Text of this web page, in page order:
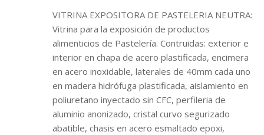
VITRINA EXPOSITORA DE PASTELERIA NEUTRA:
Vitrina para la exposición de productos
alimenticios de Pastelería. Contruidas: exterior e
interior en chapa de acero plastificada, encimera
en acero inoxidable, laterales de 40mm cada uno
en madera hidrófuga plastificada, aislamiento en
poliuretano inyectado sin CFC, perfileria de
aluminio anonizado, cristal curvo segurizado
abatible, chasis en acero esmaltado epoxi,